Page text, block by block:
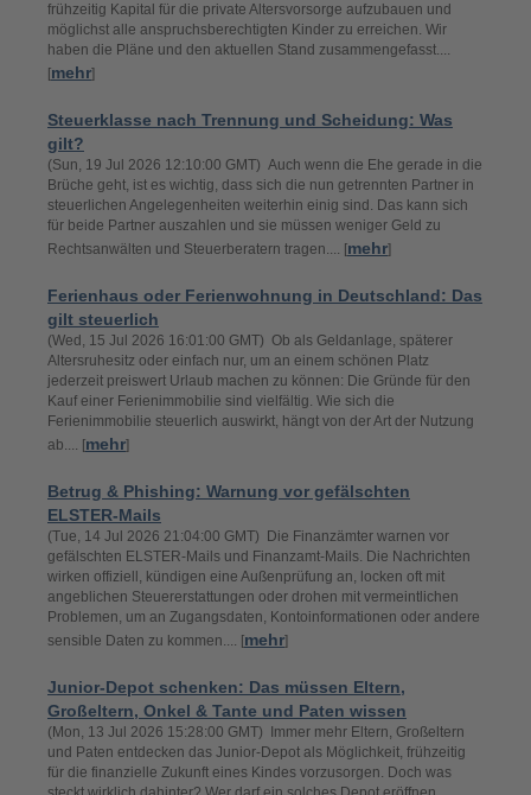
frühzeitig Kapital für die private Altersvorsorge aufzubauen und
möglichst alle anspruchsberechtigten Kinder zu erreichen. Wir
haben die Pläne und den aktuellen Stand zusammengefasst....
[mehr]
Steuerklasse nach Trennung und Scheidung: Was
gilt?
(Sun, 19 Jul 2026 12:10:00 GMT) Auch wenn die Ehe gerade in die
Brüche geht, ist es wichtig, dass sich die nun getrennten Partner in
steuerlichen Angelegenheiten weiterhin einig sind. Das kann sich
für beide Partner auszahlen und sie müssen weniger Geld zu
Rechtsanwälten und Steuerberatern tragen.... [mehr]
Ferienhaus oder Ferienwohnung in Deutschland: Das
gilt steuerlich
(Wed, 15 Jul 2026 16:01:00 GMT) Ob als Geldanlage, späterer
Altersruhesitz oder einfach nur, um an einem schönen Platz
jederzeit preiswert Urlaub machen zu können: Die Gründe für den
Kauf einer Ferienimmobilie sind vielfältig. Wie sich die
Ferienimmobilie steuerlich auswirkt, hängt von der Art der Nutzung
ab.... [mehr]
Betrug & Phishing: Warnung vor gefälschten
ELSTER-Mails
(Tue, 14 Jul 2026 21:04:00 GMT) Die Finanzämter warnen vor
gefälschten ELSTER-Mails und Finanzamt-Mails. Die Nachrichten
wirken offiziell, kündigen eine Außenprüfung an, locken oft mit
angeblichen Steuererstattungen oder drohen mit vermeintlichen
Problemen, um an Zugangsdaten, Kontoinformationen oder andere
sensible Daten zu kommen.... [mehr]
Junior-Depot schenken: Das müssen Eltern,
Großeltern, Onkel & Tante und Paten wissen
(Mon, 13 Jul 2026 15:28:00 GMT) Immer mehr Eltern, Großeltern
und Paten entdecken das Junior-Depot als Möglichkeit, frühzeitig
für die finanzielle Zukunft eines Kindes vorzusorgen. Doch was